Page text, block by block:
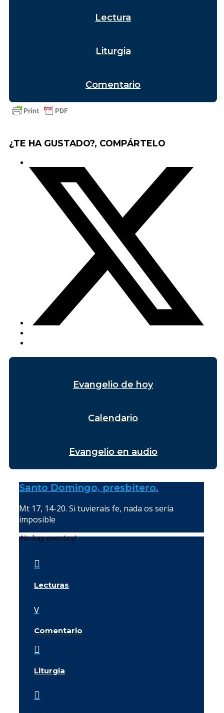
Lectura
Liturgia
Comentario
¿TE HA GUSTADO?, COMPÁRTELO
Evangelio de hoy
Calendario
Evangelio en audio
Santo Domingo, presbítero.
Mt 17, 14-20. Si tuvierais fe, nada os sería
imposible
¡No hay eventos!

Lecturas
v
Comentario

Liturgia
